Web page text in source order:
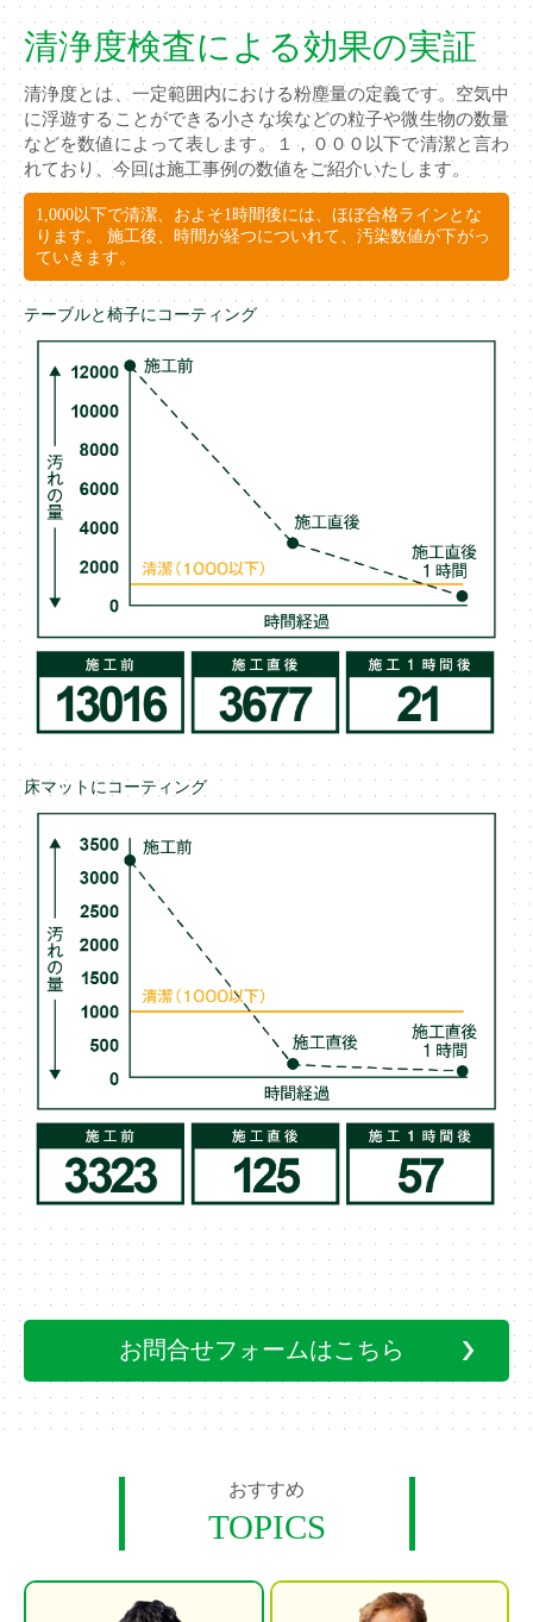
清浄度検査による効果の実証
清浄度とは、一定範囲内における粉塵量の定義です。空気中
に浮遊することができる小さな埃などの粒子や微生物の数量
などを数値によって表します。１，０００以下で清潔と言わ
れており、今回は施工事例の数値をご紹介いたします。
1,000以下で清潔、およそ1時間後には、ほぼ合格ラインとな
ります。 施工後、時間が経つについれて、汚染数値が下がっ
ていきます。
テーブルと椅子にコーティング
床マットにコーティング
お問合せフォームはこちら
おすすめ
TOPICS